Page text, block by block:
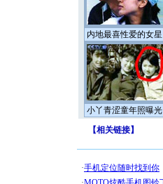
内地最喜性爱的女星
小丫青涩童年照曝光
【相关链接】